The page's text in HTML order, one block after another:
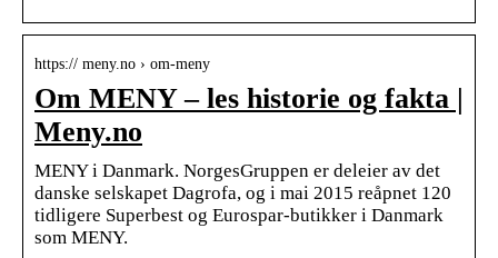
https:// meny.no › om-meny
Om MENY – les historie og fakta |
Meny.no
MENY i Danmark. NorgesGruppen er deleier av det
danske selskapet Dagrofa, og i mai 2015 reåpnet 120
tidligere Superbest og Eurospar-butikker i Danmark
som MENY.